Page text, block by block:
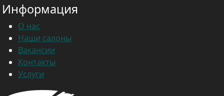
Информация
О нас
Наши салоны
Вакансии
Контакты
Услуги